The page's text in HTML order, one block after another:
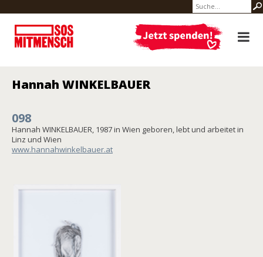
Hannah WINKELBAUER
098
Hannah WINKELBAUER, 1987 in Wien geboren, lebt und arbeitet in
Linz und Wien
www.hannahwinkelbauer.at